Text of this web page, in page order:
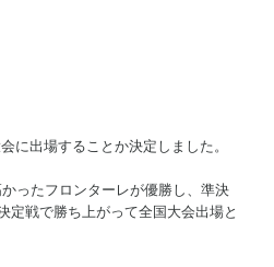
に出場することか決定しました。
ったフロンターレが優勝し、準決
定戦で勝ち上がって全国大会出場と